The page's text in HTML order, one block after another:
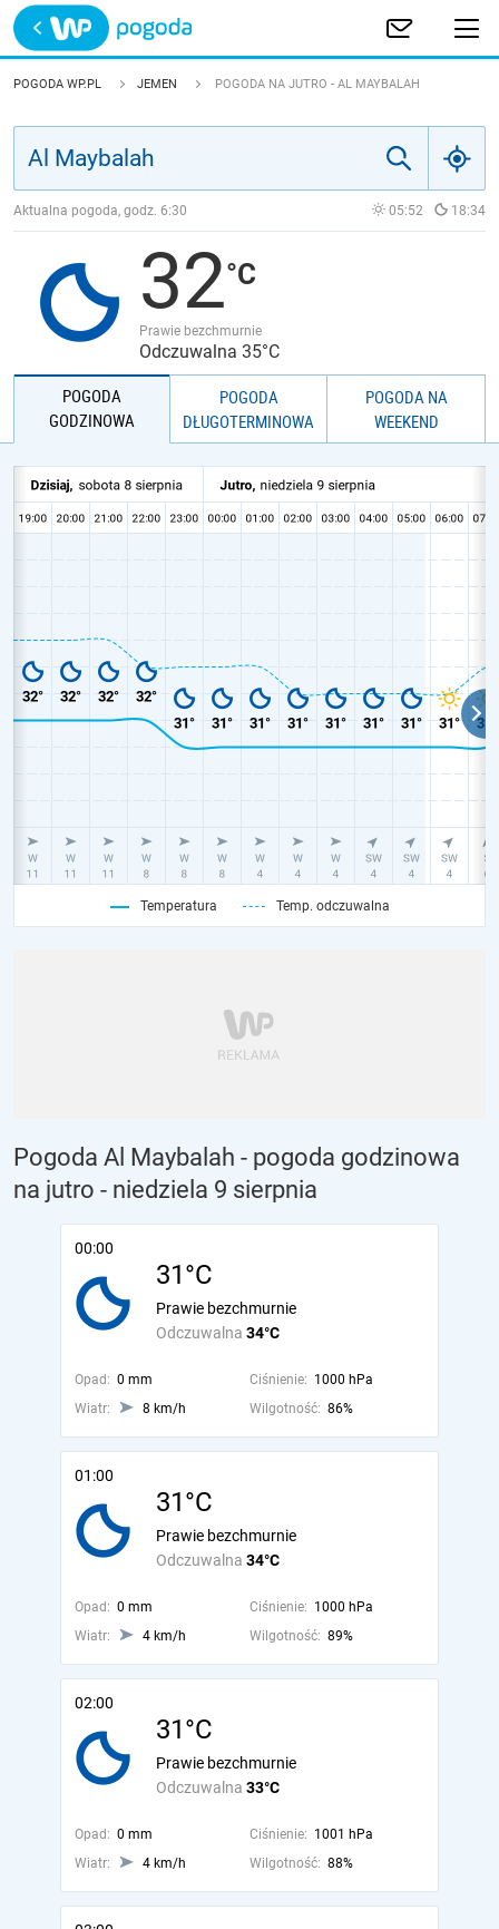
Trwa ładowanie
POLSKA
JAKOŚĆ POWIETRZA
POGODA WP.PL JEMEN POGODA NA JUTRO - AL MAYBALAH
Aktualna pogoda, godz. 6:30 05:52 18:34
32
Prawie bezchmurnie
Odczuwalna 35°C
POGODA
GODZINOWA
POGODA
DŁUGOTERMINOWA
POGODA NA
WEEKEND
Temperatura Temp. odczuwalna
Pogoda Al Maybalah - pogoda godzinowa
na jutro - niedziela 9 sierpnia
00:00
31°C
Odczuwalna 34°C
Prawie bezchmurnie
Opad: 0 mm Ciśnienie: 1000 hPa
Wiatr:
8 km/h Wilgotność: 86%
01:00
31°C
Odczuwalna 34°C
Prawie bezchmurnie
Opad: 0 mm Ciśnienie: 1000 hPa
Wiatr:
4 km/h Wilgotność: 89%
02:00
31°C
Odczuwalna 33°C
Prawie bezchmurnie
Opad: 0 mm Ciśnienie: 1001 hPa
Wiatr:
4 km/h Wilgotność: 88%